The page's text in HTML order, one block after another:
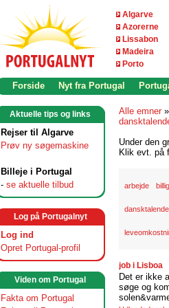
Algarve
Azorerne
Lissabon
Madeira
Porto
Forside Nyt fra Portugal
Aktuelle tips og links
Rejser til Algarve
Prøv ny søgemaskine
Billeje i Portugal
- se aktuelle tilbud
Log på Portugalnyt
Log ind
Opret Portugal-profil
Viden om Portugal
Fakta om Portugal
Alle emner »
Under den
Klik evt. på
arbejde
job i Lisboa
Det er ikke
søge og